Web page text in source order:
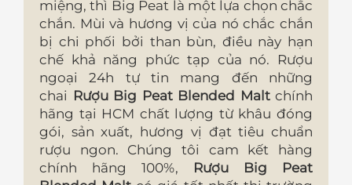
miệng, thì Big Peat là một lựa chọn chắc
chắn. Mùi và hương vị của nó chắc chắn
bị chi phối bởi than bùn, điều này hạn
chế khả năng phức tạp của nó. Rượu
ngoại 24h tự tin mang đến những
chai Rượu Big Peat Blended Malt chính
hãng tại HCM chất lượng từ khâu đóng
gói, sản xuất, hương vị đạt tiêu chuẩn
rượu ngon. Chúng tôi cam kết hàng
chính hãng 100%, Rượu Big Peat